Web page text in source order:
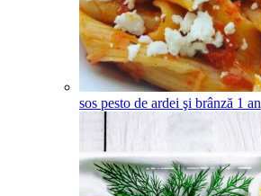
sos pesto de ardei şi brânză 1 an